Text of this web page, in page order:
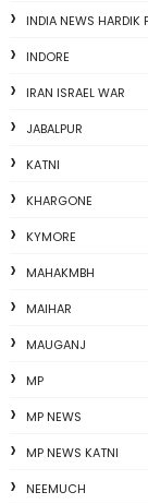
INDIA NEWS HARDIK
INDORE
IRAN ISRAEL WAR
JABALPUR
KATNI
KHARGONE
KYMORE
MAHAKMBH
MAIHAR
MAUGANJ
MP
MP NEWS
MP NEWS KATNI
NEEMUCH